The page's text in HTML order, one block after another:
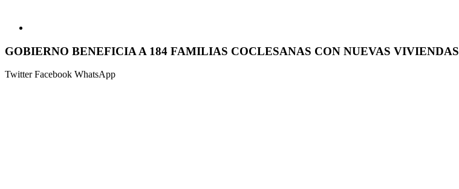
GOBIERNO BENEFICIA A 184 FAMILIAS COCLESANAS CON NUEVAS VIVIENDAS
TwitterFacebook WhatsApp